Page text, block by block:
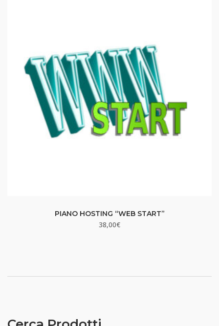
PIANO HOSTING “WEB START”
38,00€